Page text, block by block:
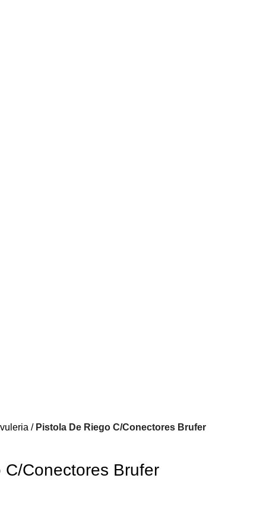
Pistola De Riego C/Conectores Brufer
Conectores Brufer